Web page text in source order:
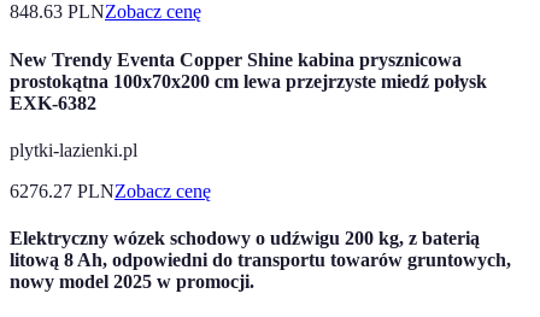
848.63 PLNZobacz cenę
New Trendy Eventa Copper Shine kabina prysznicowa
prostokątna 100x70x200 cm lewa przejrzyste miedź połysk
EXK-6382
plytki-lazienki.pl
6276.27 PLNZobacz cenę
Elektryczny wózek schodowy o udźwigu 200 kg, z baterią
litową 8 Ah, odpowiedni do transportu towarów gruntowych,
nowy model 2025 w promocji.